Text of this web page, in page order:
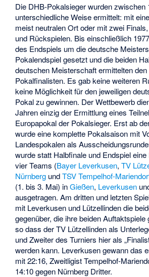
Die DHB-Pokalsieger wurden zwischen
unterschiedliche Weise ermittelt: mit
meist neutralen Ort oder mit zwei
und Rückspielen. Bis einschließlich
des Endspiels um die deutsche
Pokalendspiel gesetzt und die beiden
deutschen Meisterschaft ermittelten
Pokalfinalisten. Es gab keine weiteren
keine Möglichkeit für den jeweiligen
Pokal zu gewinnen. Der Wettbewerb
Jahren einzig der Ermittlung eines
Europapokal der Pokalsieger. Erst ab
wurde eine komplette Pokalsaison mit
Landespokalen als
wurde statt Halbfinale und Endspiel
vier Teams (Bayer Leverkusen,TV
Nürnberg undTSV Tempelhof-
(1. bis 3. Mai) inGießen, Leverkusen
ausgetragen. Am dritten und letzten
mit Leverkusen und Lützellinden die
gegenüber, die ihre beiden Auftaktspiele
so dass der TV Lützellinden als
und Zweiter des Turniers hier als
werden kann. Leverkusen gewann das
mit 22:16, Zweitligist Tempelhof-
14:10 gegen Nürnberg Dritter.